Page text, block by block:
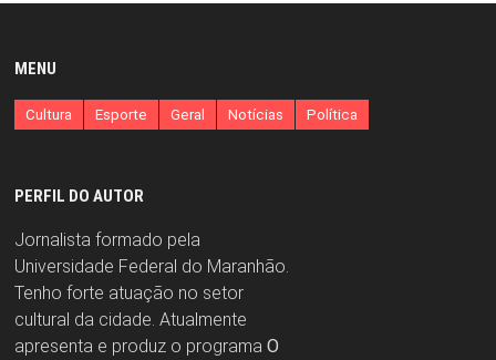
MENU
Cultura Esporte Geral Notícias Política
PERFIL DO AUTOR
Jornalista formado pela
Universidade Federal do Maranhão.
Tenho forte atuação no setor
cultural da cidade. Atualmente
apresenta e produz o programa O